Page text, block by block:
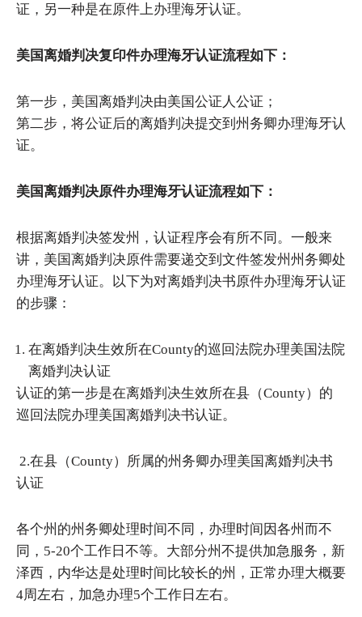
证，另一种是在原件上办理海牙认证。
美国离婚判决复印件办理海牙认证流程如下：
第一步，美国离婚判决由美国公证人公证；
第二步，将公证后的离婚判决提交到州务卿办理海牙认
证。
美国离婚判决原件办理海牙认证流程如下：
根据离婚判决签发州，认证程序会有所不同。一般来
讲，美国离婚判决原件需要递交到文件签发州州务卿处
办理海牙认证。以下为对离婚判决书原件办理海牙认证
的步骤：
在离婚判决生效所在County的巡回法院办理美国法院
离婚判决认证
认证的第一步是在离婚判决生效所在县（County）的
巡回法院办理美国离婚判决书认证。
2.在县（County）所属的州务卿办理美国离婚判决书
认证
各个州的州务卿处理时间不同，办理时间因各州而不
同，5-20个工作日不等。大部分州不提供加急服务，新
泽西，内华达是处理时间比较长的州，正常办理大概要
4周左右，加急办理5个工作日左右。